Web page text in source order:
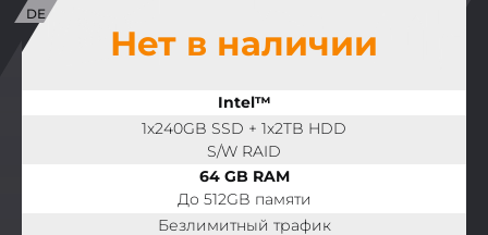
Нет в наличии
Intel™
1x240GB SSD + 1x2TB HDD
S/W RAID
64 GB RAM
До 512GB памяти
Безлимитный трафик